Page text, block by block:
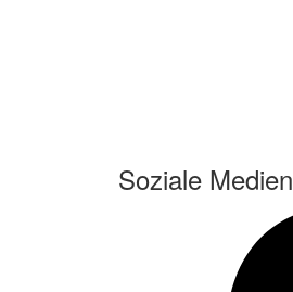
Soziale Medien